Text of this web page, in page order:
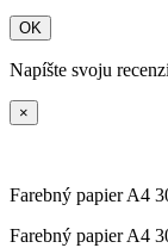
OK
Napíšte svoju
×
Farebný papier A4
Farebný papier A4